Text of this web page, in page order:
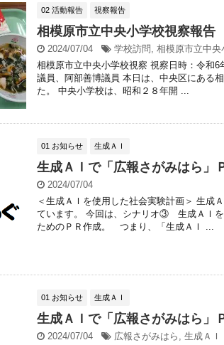
02 活動報告 視察報告
相模原市立中央小学校視察報告
2024/07/04 学校訪問 , 相模原市立中央
相模原市立中央小学校視察 視察日時：令和
議員、阿部善博議員 本日は、中央区にある
た。 中央小学校は、昭和２８年開 ...
01 お知らせ 生成ＡＩ
生成ＡＩで「広報さがみはら
2024/07/04
＜生成ＡＩを使用した社会実験計画＞ 生成
ています。 今回は、シナリオ③ 生成ＡＩを
ためのＰＲ作成。 つまり、「生成ＡＩ ...
01 お知らせ 生成ＡＩ
生成ＡＩで「広報さがみはら
2024/07/04 広報さがみはら
生成ＡＩ